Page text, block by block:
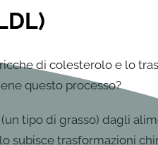
di colesterolo e lo
questo processo?
tipo di grasso) dagli
subisce trasformazioni